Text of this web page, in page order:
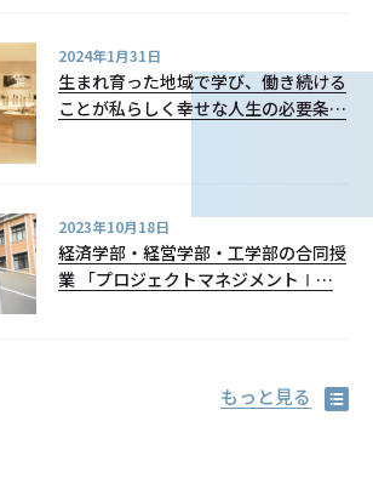
2024年1月31日
生まれ育った地域で学び、働き続ける
ことが私らしく幸せな人生の必要条件
2023年10月18日
経済学部・経営学部・工学部の合同授
業 「プロジェクトマネジメントⅠ」
もっと見る